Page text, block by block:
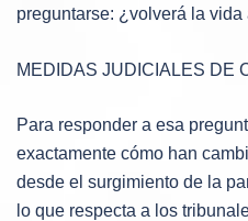
preguntarse: ¿volverá la
MEDIDAS JUDICIALES DE
Para responder a esa
exactamente cómo han
desde el surgimiento de la
lo que respecta a los